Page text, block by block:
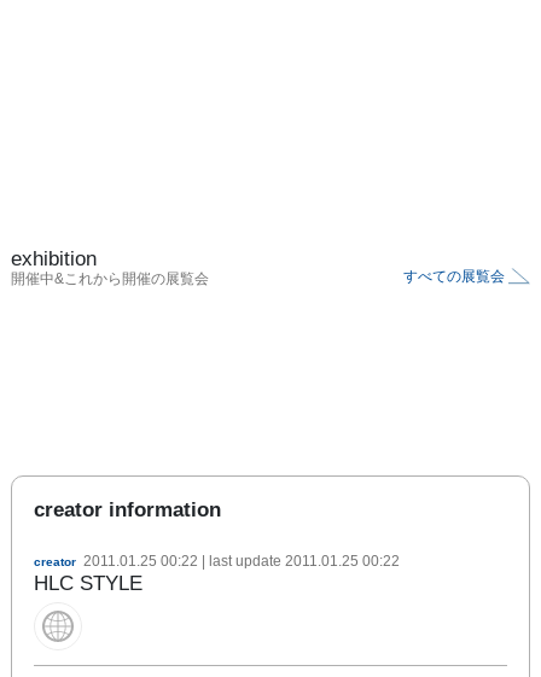
exhibition
開催中&これから開催の展覧会 すべての展覧会
creator information
creator 2011.01.25 00:22 | last update 2011.01.25 00:22
HLC STYLE